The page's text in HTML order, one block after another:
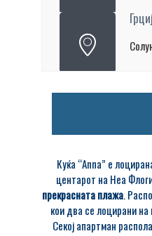
Куќа “Anna” е
центарот на Неа
прекрасната плажа.
кои два се лоцирани
Секој апартман